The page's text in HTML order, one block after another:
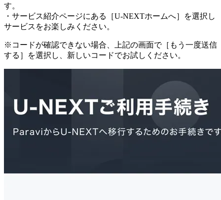
す。
・サービス紹介ページにある［U-NEXTホームへ］を選択し
サービスをお楽しみください。
※コードが確認できない場合、上記の画面で［もう一度送信
する］を選択し、新しいコードでお試しください。